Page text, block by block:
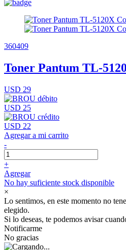
360409
Toner Pantum TL-
USD 29
USD 25
USD 22
Agregar a mi carrito
-
+
Agregar
No hay suficiente stock disponible
×
Lo sentimos, en este momento no
elegido.
Si lo deseas, te podemos avisar
Notificarme
No gracias